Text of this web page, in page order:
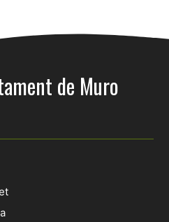
de Muro